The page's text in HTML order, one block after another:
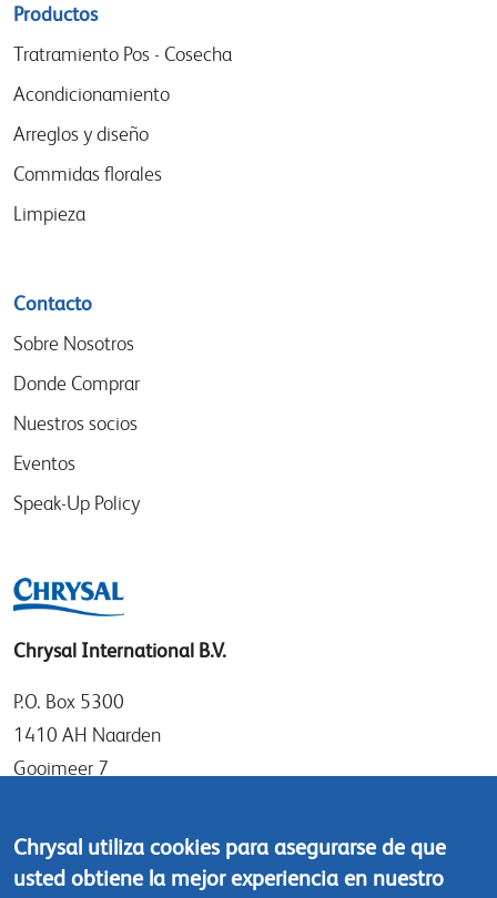
Sitemap
menu
Productos
Tratramiento Pos - Cosecha
Acondicionamiento
Arreglos y diseño
Commidas florales
Limpieza
Contacto
Sobre Nosotros
Donde Comprar
Nuestros socios
Eventos
Speak-Up Policy
Chrysal International B.V.
P.O. Box 5300
1410 AH Naarden
Gooimeer 7
The Netherlands
Tel: +31 (0)35 - 695 58 88
Chrysal utiliza cookies para asegurarse de que
usted obtiene la mejor experiencia en nuestro